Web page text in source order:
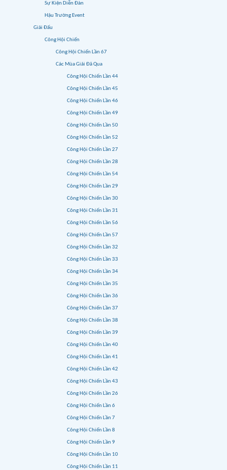
Sự Kiện Diễn Đàn
Hậu Trường Event
Giải Đấu
Công Hội Chiến
Công Hội Chiến Lần 67
Các Mùa Giải Đã Qua
Công Hội Chiến Lần 44
Công Hội Chiến Lần 45
Công Hội Chiến Lần 46
Công Hội Chiến Lần 49
Công Hội Chiến Lần 50
Công Hội Chiến Lần 52
Công Hội Chiến Lần 27
Công Hội Chiến Lần 28
Công Hội Chiến Lần 54
Công Hội Chiến Lần 29
Công Hội Chiến Lần 30
Công Hội Chiến Lần 31
Công Hội Chiến Lần 56
Công Hội Chiến Lần 57
Công Hội Chiến Lần 32
Công Hội Chiến Lần 33
Công Hội Chiến Lần 34
Công Hội Chiến Lần 35
Công Hội Chiến Lần 36
Công Hội Chiến Lần 37
Công Hội Chiến Lần 38
Công Hội Chiến Lần 39
Công Hội Chiến Lần 40
Công Hội Chiến Lần 41
Công Hội Chiến Lần 42
Công Hội Chiến Lần 43
Công Hội Chiến Lần 26
Công Hội Chiến Lần 6
Công Hội Chiến Lần 7
Công Hội Chiến Lần 8
Công Hội Chiến Lần 9
Công Hội Chiến Lần 10
Công Hội Chiến Lần 11